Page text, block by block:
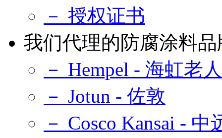
－ 授权证书
我们代理的防腐涂料品
－ Hempel - 海虹老人
－ Jotun - 佐敦
－ Cosco Kansai - 中